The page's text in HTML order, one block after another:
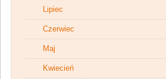
Lipiec
Czerwiec
Maj
Kwiecień